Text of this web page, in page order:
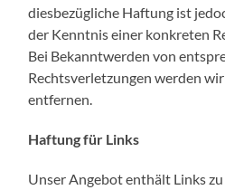
diesbezügliche Haftung ist
der Kenntnis einer konkreten
Bei Bekanntwerden von
Rechtsverletzungen werden
entfernen.
Haftung für Links
Unser Angebot enthält Links